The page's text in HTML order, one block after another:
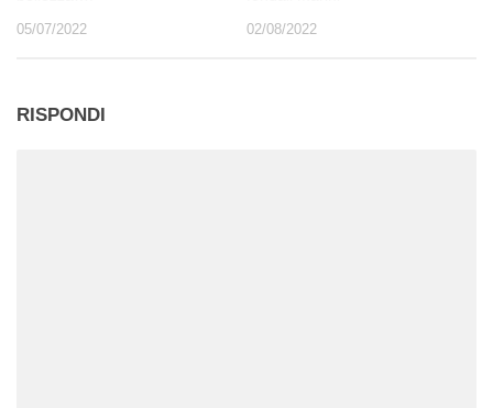
05/07/2022 02/08/2022
RISPONDI